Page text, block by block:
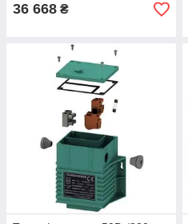
36 668 ₴